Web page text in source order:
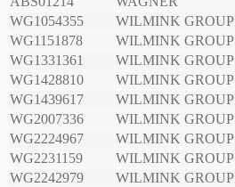
WG1054355
WILMINK GROUP
WG1151878
WILMINK GROUP
WG1331361
WILMINK GROUP
WG1428810
WILMINK GROUP
WG1439617
WILMINK GROUP
WG2007336
WILMINK GROUP
WG2224967
WILMINK GROUP
WG2231159
WILMINK GROUP
WG2242979
WILMINK GROUP